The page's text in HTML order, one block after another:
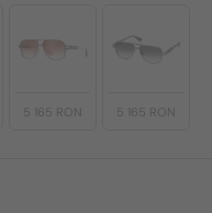
5 165 RON 5 165 RON